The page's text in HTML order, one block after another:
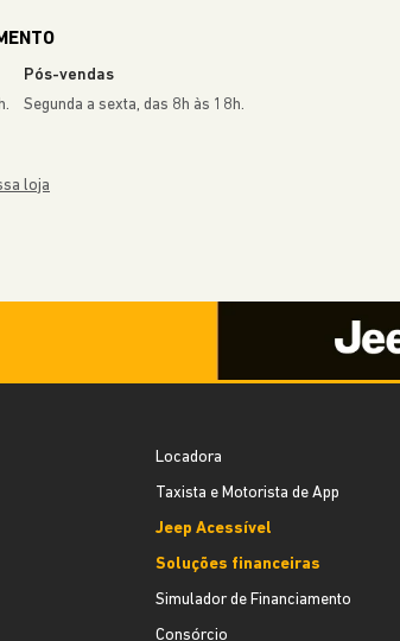
Pós-vendas
Segunda a sexta, das 8h às 18h.
loja
Locadora
Taxista e Motorista de App
Jeep Acessível
Soluções financeiras
Simulador de Financiamento
Consórcio